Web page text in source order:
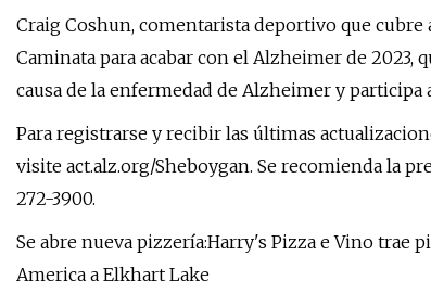
Craig Coshun, comentarista deportivo que
Caminata para acabar con el Alzheimer de 2023,
causa de la enfermedad de Alzheimer y
Para registrarse y recibir las últimas
visite act.alz.org/Sheboygan. Se recomienda la
272-3900.
Se abre nueva pizzería:Harry's Pizza e Vino trae
America a Elkhart Lake